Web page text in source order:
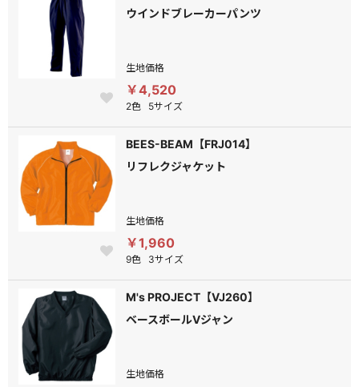
ウインドブレーカーパンツ
生地価格
￥4,520
2色 5サイズ
BEES-BEAM【FRJ014】
リフレクジャケット
生地価格
￥1,960
9色 3サイズ
M's PROJECT【VJ260】
ベースボールVジャン
生地価格